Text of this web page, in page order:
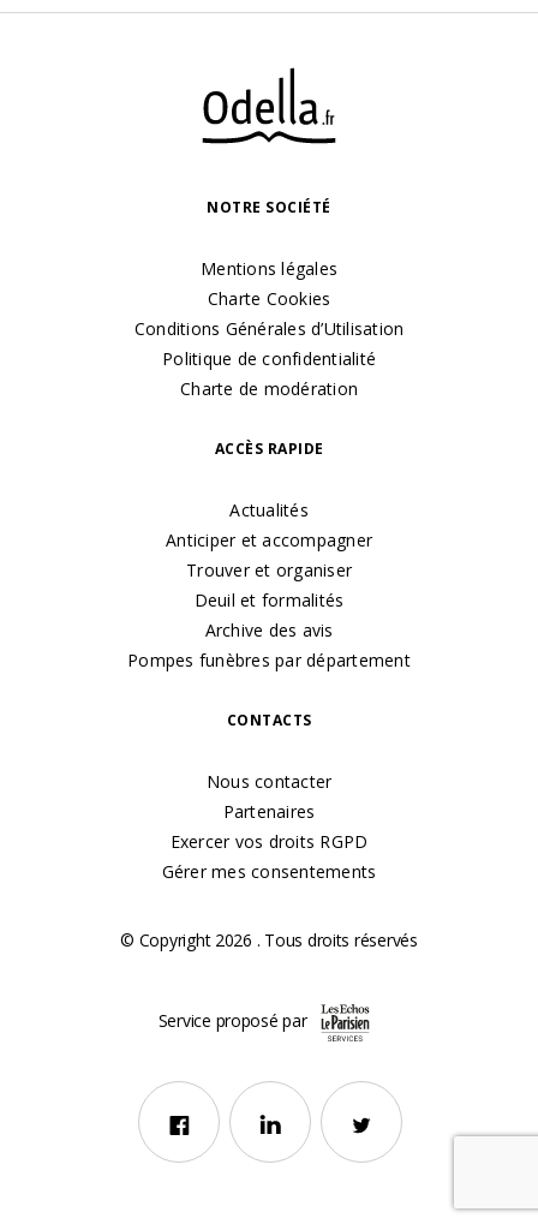
NOTRE SOCIÉTÉ
Mentions légales
Charte Cookies
Conditions Générales d’Utilisation
Politique de confidentialité
Charte de modération
ACCÈS RAPIDE
Actualités
Anticiper et accompagner
Trouver et organiser
Deuil et formalités
Archive des avis
Pompes funèbres par département
CONTACTS
Nous contacter
Partenaires
Exercer vos droits RGPD
Gérer mes consentements
© Copyright 2026 . Tous droits réservés
Service proposé par